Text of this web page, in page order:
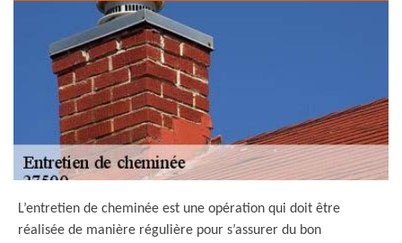
L’entretien de cheminée est une opération qui doit être
réalisée de manière régulière pour s’assurer du bon